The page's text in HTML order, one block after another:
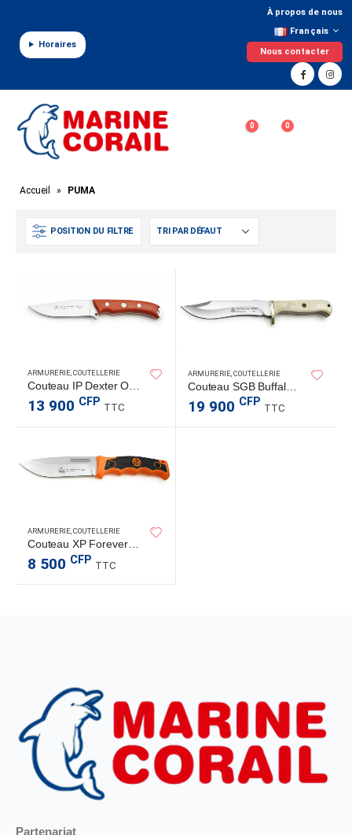
Horaires
À propos de nous
Français
Nous contacter
0 0
Accueil » PUMA
POSITION DU FILTRE
ARMURERIE,COUTELLERIE
Couteau IP Dexter Orange I
13 900 CFP TTC
ARMURERIE COUTELLERIE
Couteau SGB Buffalo Hunter, os blanc poli
19 900 CFP TTC
ARMURERIE,COUTELLERIE
Couteau XP Forever Knife
8 500 CFP TTC
Partenariat